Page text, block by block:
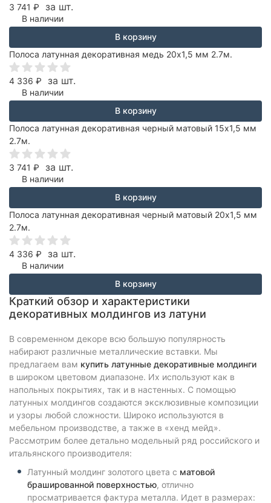
3 741 ₽ за шт.
В наличии
В корзину
Полоса латунная декоративная медь 20х1,5 мм 2.7м.
4 336 ₽ за шт.
В наличии
В корзину
Полоса латунная декоративная черный матовый 15х1,5 мм
2.7м.
3 741 ₽ за шт.
В наличии
В корзину
Полоса латунная декоративная черный матовый 20х1,5 мм
2.7м.
4 336 ₽ за шт.
В наличии
В корзину
Краткий обзор и характеристики
декоративных молдингов из латуни
В современном декоре всю большую популярность
набирают различные металлические вставки. Мы
предлагаем вам купить латунные декоративные молдинги
в широком цветовом диапазоне. Их используют как в
напольных покрытиях, так и в настенных. С помощью
латунных молдингов создаются эксклюзивные композиции
и узоры любой сложности. Широко используются в
мебельном производстве, а также в «хенд мейд».
Рассмотрим более детально модельный ряд российского и
итальянского производителя:
Латунный молдинг золотого цвета с матовой
брашированной поверхностью, отлично
просматривается фактура металла. Идет в размерах: